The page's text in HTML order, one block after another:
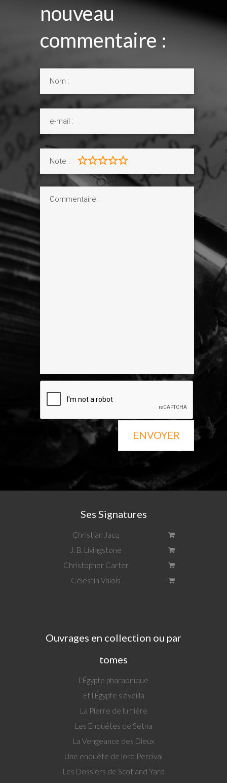
nouveau
commentaire :
Note :
ENVOYER
Ses Signatures
Christian Jacq
J. B. Livingstone
Christopher Carter
Célestin Valois
Ouvrages en collection ou par
tomes
L'Égypte pharaonique
Et l'Égypte s'éveilla
La Pierre de lumière
Les Enquêtes de Setna
La Vengeance des Dieux
Une enquête de lord Percival
Les Dossiers de Scotland Yard